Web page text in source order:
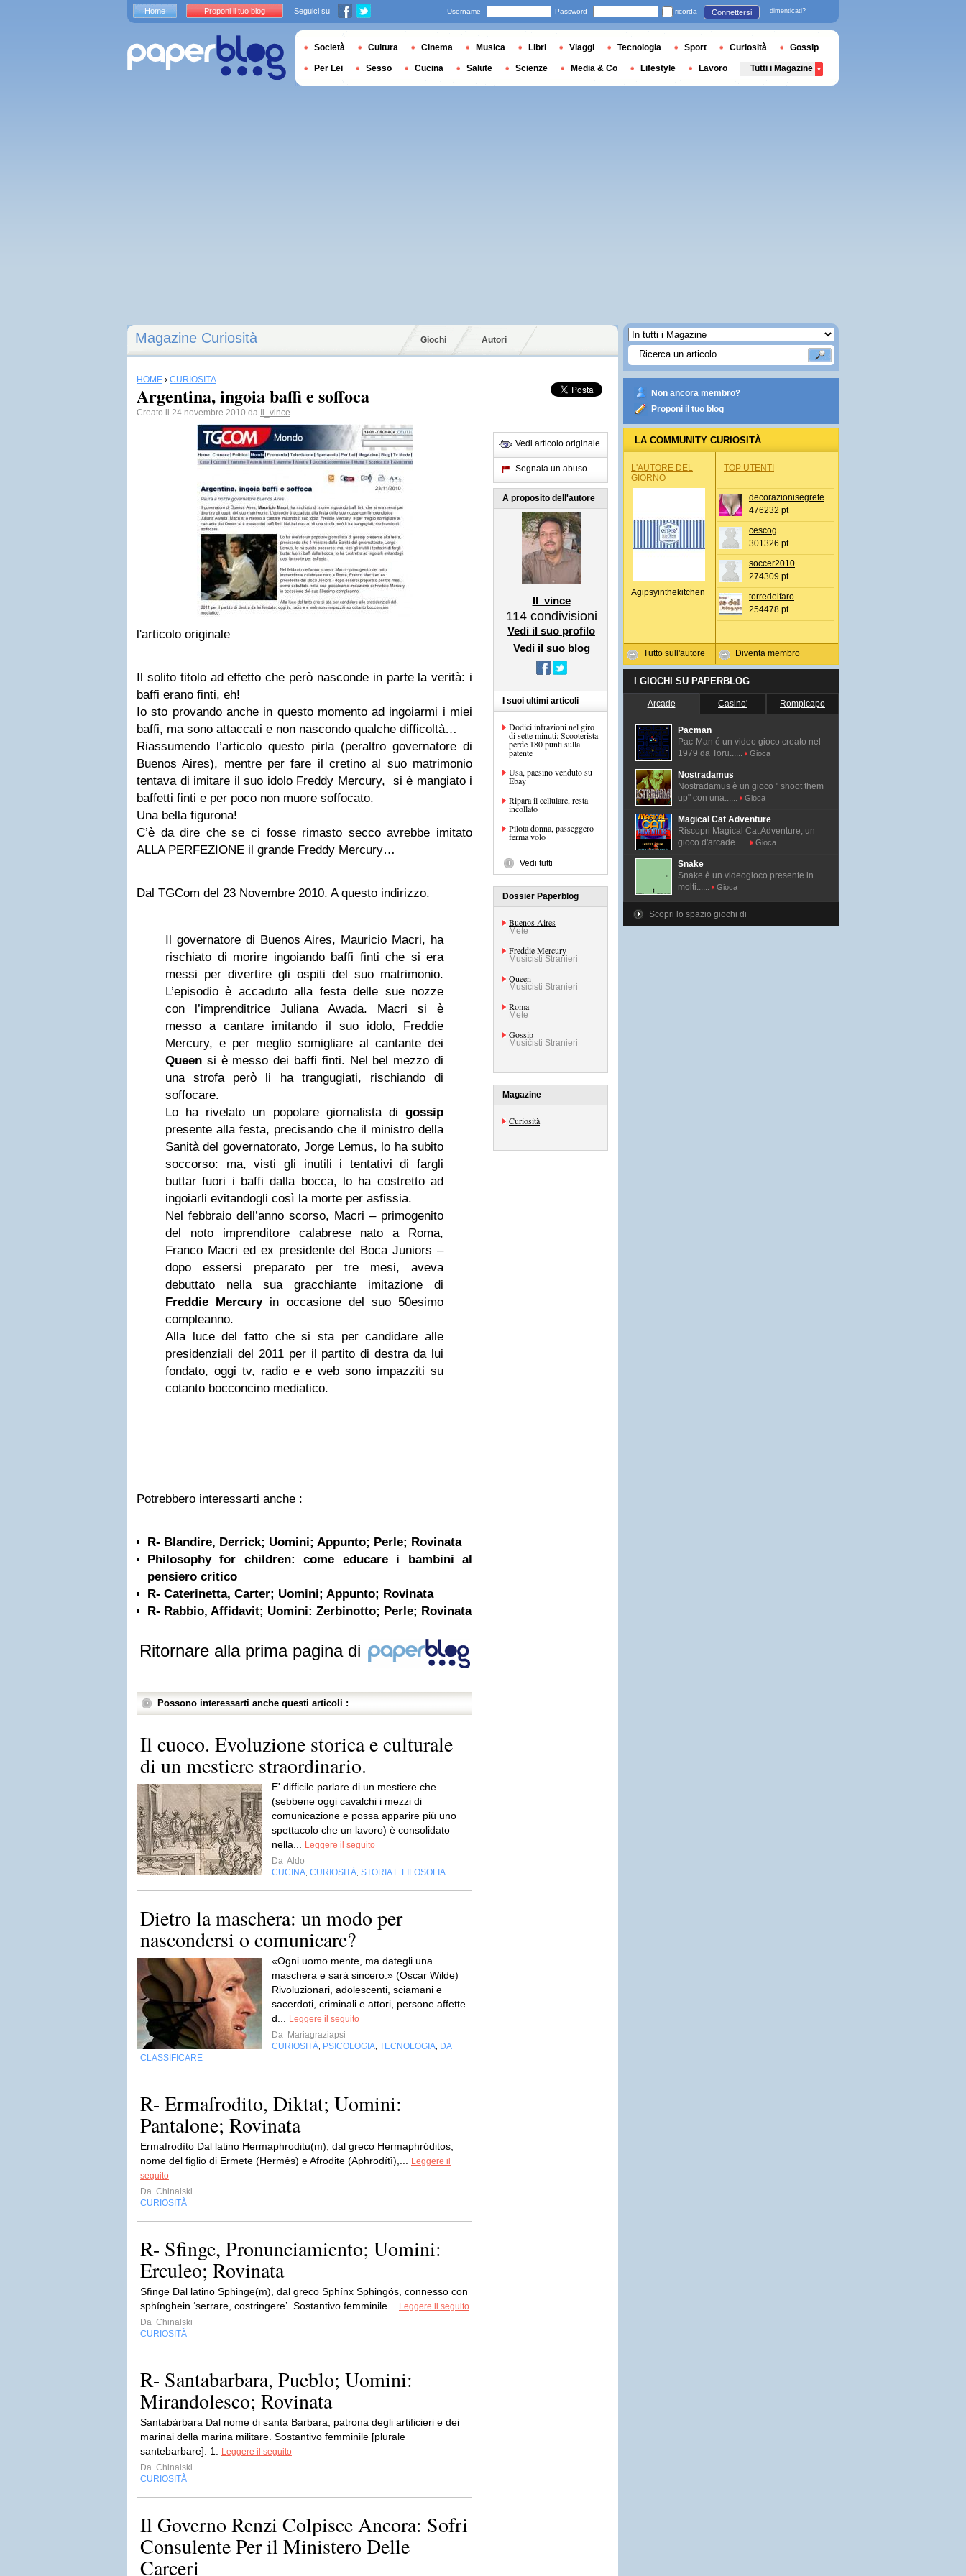
Magazine Curiosità Giochi Autori
HOME › CURIOSITÀ
Argentina, ingoia baffi e soffoca
Creato il 24 novembre 2010 da Il_vince
l'articolo originale
Il solito titolo ad effetto che però nasconde in parte la verità: i
baffi erano finti, eh!
Io sto provando anche in questo momento ad ingoiarmi i miei
baffi, ma sono attaccati e non nascondo qualche difficoltà…
Riassumendo l’articolo questo pirla (peraltro governatore di
Buenos Aires), mentre per fare il cretino al suo matrimonio
tentava di imitare il suo idolo Freddy Mercury, si è mangiato i
baffetti finti e per poco non muore soffocato.
Una bella figurona!
C’è da dire che se ci fosse rimasto secco avrebbe imitato
ALLA PERFEZIONE il grande Freddy Mercury…
Dal TGCom del 23 Novembre 2010. A questo indirizzo.
Il governatore di Buenos Aires, Mauricio Macri, ha
rischiato di morire ingoiando baffi finti che si era
messi per divertire gli ospiti del suo matrimonio.
L’episodio è accaduto alla festa delle sue nozze
con l’imprenditrice Juliana Awada. Macri si è
messo a cantare imitando il suo idolo, Freddie
Mercury, e per meglio somigliare al cantante dei
Queen si è messo dei baffi finti. Nel bel mezzo di
una strofa però li ha trangugiati, rischiando di
soffocare.
Lo ha rivelato un popolare giornalista di gossip
presente alla festa, precisando che il ministro della
Sanità del governatorato, Jorge Lemus, lo ha subito
soccorso: ma, visti gli inutili i tentativi di fargli
buttar fuori i baffi dalla bocca, lo ha costretto ad
ingoiarli evitandogli così la morte per asfissia.
Nel febbraio dell’anno scorso, Macri – primogenito
del noto imprenditore calabrese nato a Roma,
Franco Macri ed ex presidente del Boca Juniors –
dopo essersi preparato per tre mesi, aveva
debuttato nella sua gracchiante imitazione di
Freddie Mercuryin occasione del suo 50esimo
compleanno.
Alla luce del fatto che si sta per candidare alle
presidenziali del 2011 per il partito di destra da lui
fondato, oggi tv, radio e e web sono impazziti su
cotanto bocconcino mediatico.
Potrebbero interessarti anche :
R- Blandire, Derrick; Uomini; Appunto; Perle; Rovinata
Philosophy for children: come educare i bambini al
pensiero critico
R- Caterinetta, Carter; Uomini; Appunto; Rovinata
R- Rabbio, Affidavit; Uomini: Zerbinotto; Perle; Rovinata
Ritornare alla prima pagina di
Possono interessarti anche questi articoli :
Il cuoco. Evoluzione storica e culturale
di un mestiere straordinario.
E' difficile parlare di un mestiere che
(sebbene oggi cavalchi i mezzi di
comunicazione e possa apparire più uno
spettacolo che un lavoro) è consolidato
nella...
Leggere il seguito
Da Aldo
CUCINA CURIOSITÀ STORIA E FILOSOFIA
Dietro la maschera: un modo per
nascondersi o comunicare?
«Ogni uomo mente, ma dategli una
maschera e sarà sincero.» (Oscar Wilde)
Rivoluzionari, adolescenti, sciamani e
sacerdoti, criminali e attori, persone affette
d...
Leggere il seguito
Da Mariagraziapsi
CURIOSITÀ PSICOLOGIA TECNOLOGIA DA
CLASSIFICARE
R- Ermafrodito, Diktat; Uomini:
Pantalone; Rovinata
Ermafrodìto Dal latino Hermaphroditu(m), dal greco Hermaphróditos,
nome del figlio di Ermete (Hermês) e Afrodite (Aphrodítì),...
Leggere il
seguito
Da Chinalski
CURIOSITÀ
R- Sfinge, Pronunciamiento; Uomini:
Erculeo; Rovinata
Sfìnge Dal latino Sphinge(m), dal greco Sphínx Sphingós, connesso con
sphínghein ‘serrare, costringere’. Sostantivo femminile...
Leggere il seguito
Da Chinalski
CURIOSITÀ
R- Santabarbara, Pueblo; Uomini:
Mirandolesco; Rovinata
Santabàrbara Dal nome di santa Barbara, patrona degli artificieri e dei
marinai della marina militare. Sostantivo femminile [plurale
santebarbare]. 1.
Leggere il seguito
Da Chinalski
CURIOSITÀ
Il Governo Renzi Colpisce Ancora: Sofri
Consulente Per il Ministero Delle
Carceri
Vedi articolo originale
Segnala un abuso
A proposito dell'autore
Il_vince
114condivisioni
Vedi il suo profilo
Vedi il suo blog
I suoi ultimi articoli
Dodici infrazioni nel giro
di sette minuti: Scooterista
perde 180 punti sulla
patente
Usa, paesino venduto su
Ebay
Ripara il cellulare, resta
incollato
Pilota donna, passeggero
ferma volo
Vedi tutti
Dossier Paperblog
Buenos Aires
Mete
Freddie Mercury
Musicisti Stranieri
Queen
Musicisti Stranieri
Roma
Mete
Gossip
Musicisti Stranieri
Magazine
Curiosità
Non ancora membro?
Proponi il tuo blog
LA COMMUNITY CURIOSITÀ
L'AUTORE DEL
GIORNO
Agipsyinthekitchen
Tutto sull'autore
TOP UTENTI
decorazionisegrete
476232 pt
cescog
301326 pt
soccer2010
274309 pt
torredelfaro
254478 pt
Diventa membro
I GIOCHI SU PAPERBLOG
Arcade Casino' Rompicapo
Pacman
Pac-Man é un video gioco creato nel
1979 da Toru......
Gioca
Nostradamus
Nostradamus è un gioco " shoot them
up" con una......
Gioca
Magical Cat Adventure
Riscopri Magical Cat Adventure, un
gioco d'arcade......
Gioca
Snake
Snake è un videogioco presente in
molti......
Gioca
Scopri lo spazio giochi di
Home Proponi il tuo blog Seguici su Username Password ricorda Connettersi dimenticati?
Società Cultura Cinema Musica Libri Viaggi Tecnologia Sport Curiosità Gossip
Per Lei Sesso Cucina Salute Scienze Media & Co Lifestyle Lavoro Tutti i Magazine